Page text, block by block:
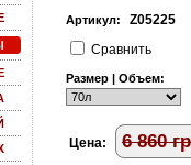
Артикул:
Z05225
Cравнить
Размер | Объем:
Цена: 6 860